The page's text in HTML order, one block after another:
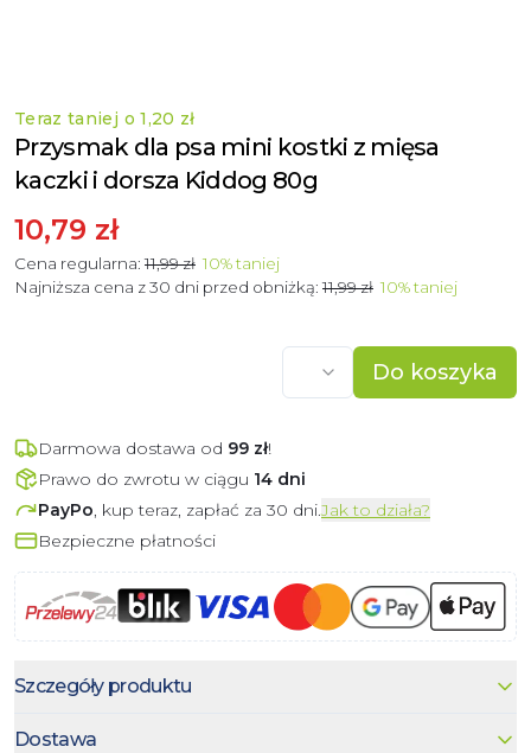
Teraz taniej o1,20 zł
Przysmak dla psa mini kostki z mięsa
kaczki i dorsza Kiddog 80g
10,79 zł
Cena regularna: 11,99 zł 10%taniej
Najniższa cena z 30 dni przed obniżką: 11,99 zł 10%taniej
Do koszyka
Darmowa dostawa od 99 zł!
Prawo do zwrotu w ciągu 14 dni
PayPo, kup teraz, zapłać za 30 dni.Jak to działa?
Bezpieczne płatności
Szczegóły produktu
Dostawa